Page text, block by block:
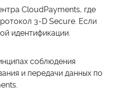
CloudPayments, где
3-D Secure. Если
идентификации.
соблюдения
и передачи данных по